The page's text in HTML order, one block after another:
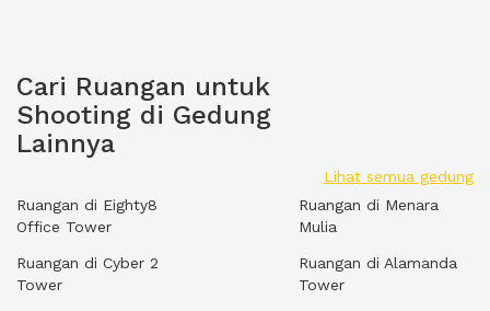
Cari Ruangan untuk
Shooting di Gedung
Lainnya
Lihat semua gedung
Ruangan di Eighty8
Office Tower
Ruangan di Cyber 2
Tower
Ruangan di Menara
Mulia
Ruangan di Alamanda
Tower